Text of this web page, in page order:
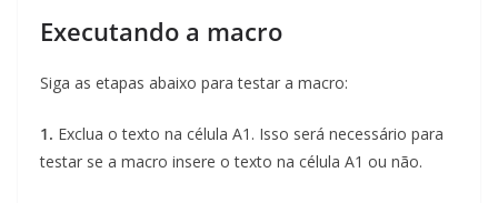
Executando a macro
Siga as etapas abaixo para testar a macro:
1. Exclua o texto na célula A1. Isso será necessário para
testar se a macro insere o texto na célula A1 ou não.